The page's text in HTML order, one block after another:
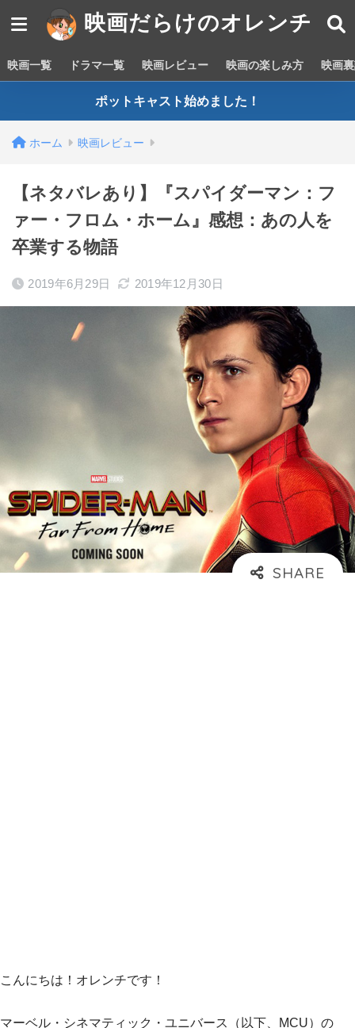
映画だらけのオレンチ
映画一覧 ドラマ一覧 映画レビュー 映画の楽しみ方 映画
ポットキャスト始めました！
ホーム 映画レビュー
【ネタバレあり】『スパイダーマン：フ
ァー・フロム・ホーム』感想：あの人を
卒業する物語
2019年6月29日 2019年12月30日
こんにちは！オレンチです！
マーベル・シネマティック・ユニバース（以下、MCU）の